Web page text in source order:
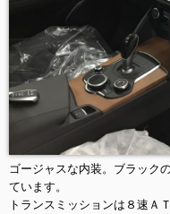
ゴージャスな内装。ブラック
ています。
トランスミッションは８速Ａ